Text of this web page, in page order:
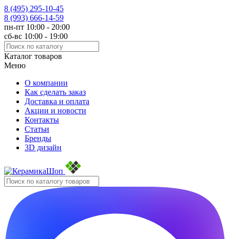
8 (495) 295-10-45
8 (993) 666-14-59
пн-пт 10:00 - 20:00
сб-вс 10:00 - 19:00
Каталог товаров
Меню
О компании
Как сделать заказ
Доставка и оплата
Акции и новости
Контакты
Статьи
Бренды
3D дизайн